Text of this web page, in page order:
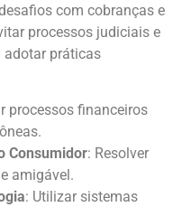
com cobranças e
processos judiciais e
adotar práticas
processos financeiros
Consumidor: Resolver
amigável.
: Utilizar sistemas